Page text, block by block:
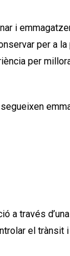
i
per a
per
a través
el